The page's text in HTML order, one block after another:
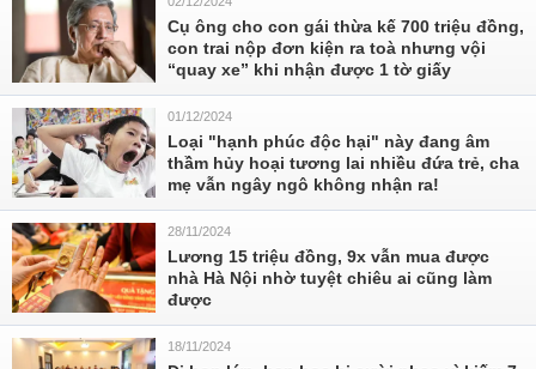
Cụ ông cho con gái thừa kế 700 triệu đồng,
con trai nộp đơn kiện ra toà nhưng vội
“quay xe” khi nhận được 1 tờ giấy
01/12/2024
Loại "hạnh phúc độc hại" này đang âm
thầm hủy hoại tương lai nhiều đứa trẻ, cha
mẹ vẫn ngây ngô không nhận ra!
28/11/2024
Lương 15 triệu đồng, 9x vẫn mua được
nhà Hà Nội nhờ tuyệt chiêu ai cũng làm
được
18/11/2024